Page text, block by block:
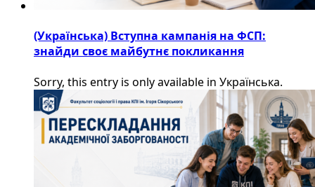
(Українська) Вступна кампанія на ФСП:
знайди своє майбутнє покликання
Sorry, this entry is only available in Українська.